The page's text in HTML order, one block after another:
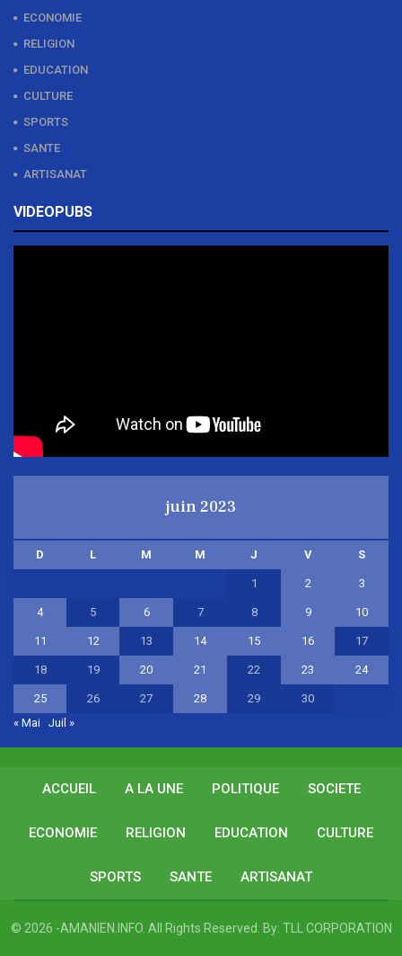
ECONOMIE
RELIGION
EDUCATION
CULTURE
SPORTS
SANTE
ARTISANAT
VIDEOPUBS
juin 2023
D L M M J V S
1 2 3
4 5 6 7 8 9 10
11 12 13 14 15 16 17
18 19 20 21 22 23 24
25 26 27 28 29
30
« Mai Juil »
ACCUEIL A LA UNE POLITIQUE SOCIETE
ECONOMIE RELIGION EDUCATION CULTURE
SPORTS SANTE ARTISANAT
© 2026 -AMANIEN.INFO. All Rights Reserved. By: TLL CORPORATION